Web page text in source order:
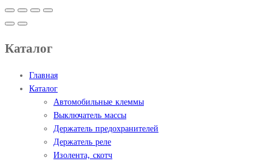
Каталог
Главная
Каталог
Автомобильные клеммы
Выключатель массы
Держатель предохранителей
Держатель реле
Изолента, скотч